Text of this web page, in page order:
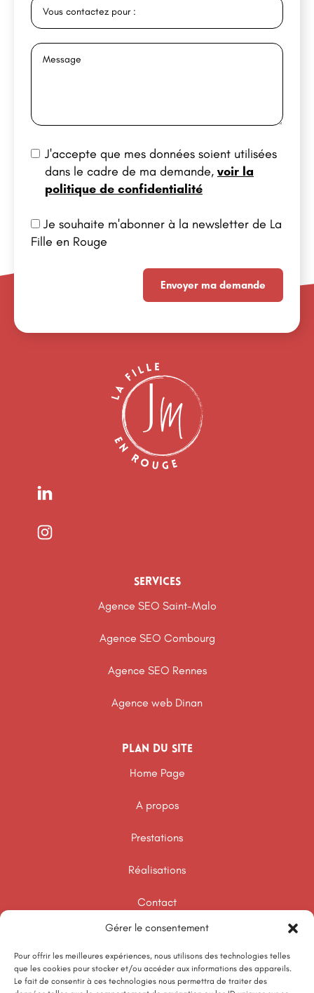
Gérer le consentement
Pour offrir les meilleures expériences, nous utilisons des technologies telles
que les cookies pour stocker et/ou accéder aux informations des appareils.
Le fait de consentir à ces technologies nous permettra de traiter des
J'accepte que mes données soient utilisées
dans le cadre de ma demande, voir la
politique de confidentialité
Je souhaite m'abonner à la newsletter de La
Fille en Rouge
Envoyer ma demande
services
Agence SEO Saint-Malo
Agence SEO Combourg
Agence SEO Rennes
Agence web Dinan
Plan du site
Home Page
A propos
Prestations
Réalisations
Contact
Template Audit SEO
Informations